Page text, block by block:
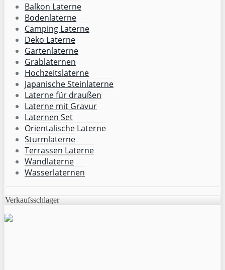
Balkon Laterne
Bodenlaterne
Camping Laterne
Deko Laterne
Gartenlaterne
Grablaternen
Hochzeitslaterne
Japanische Steinlaterne
Laterne für draußen
Laterne mit Gravur
Laternen Set
Orientalische Laterne
Sturmlaterne
Terrassen Laterne
Wandlaterne
Wasserlaternen
Verkaufsschlager